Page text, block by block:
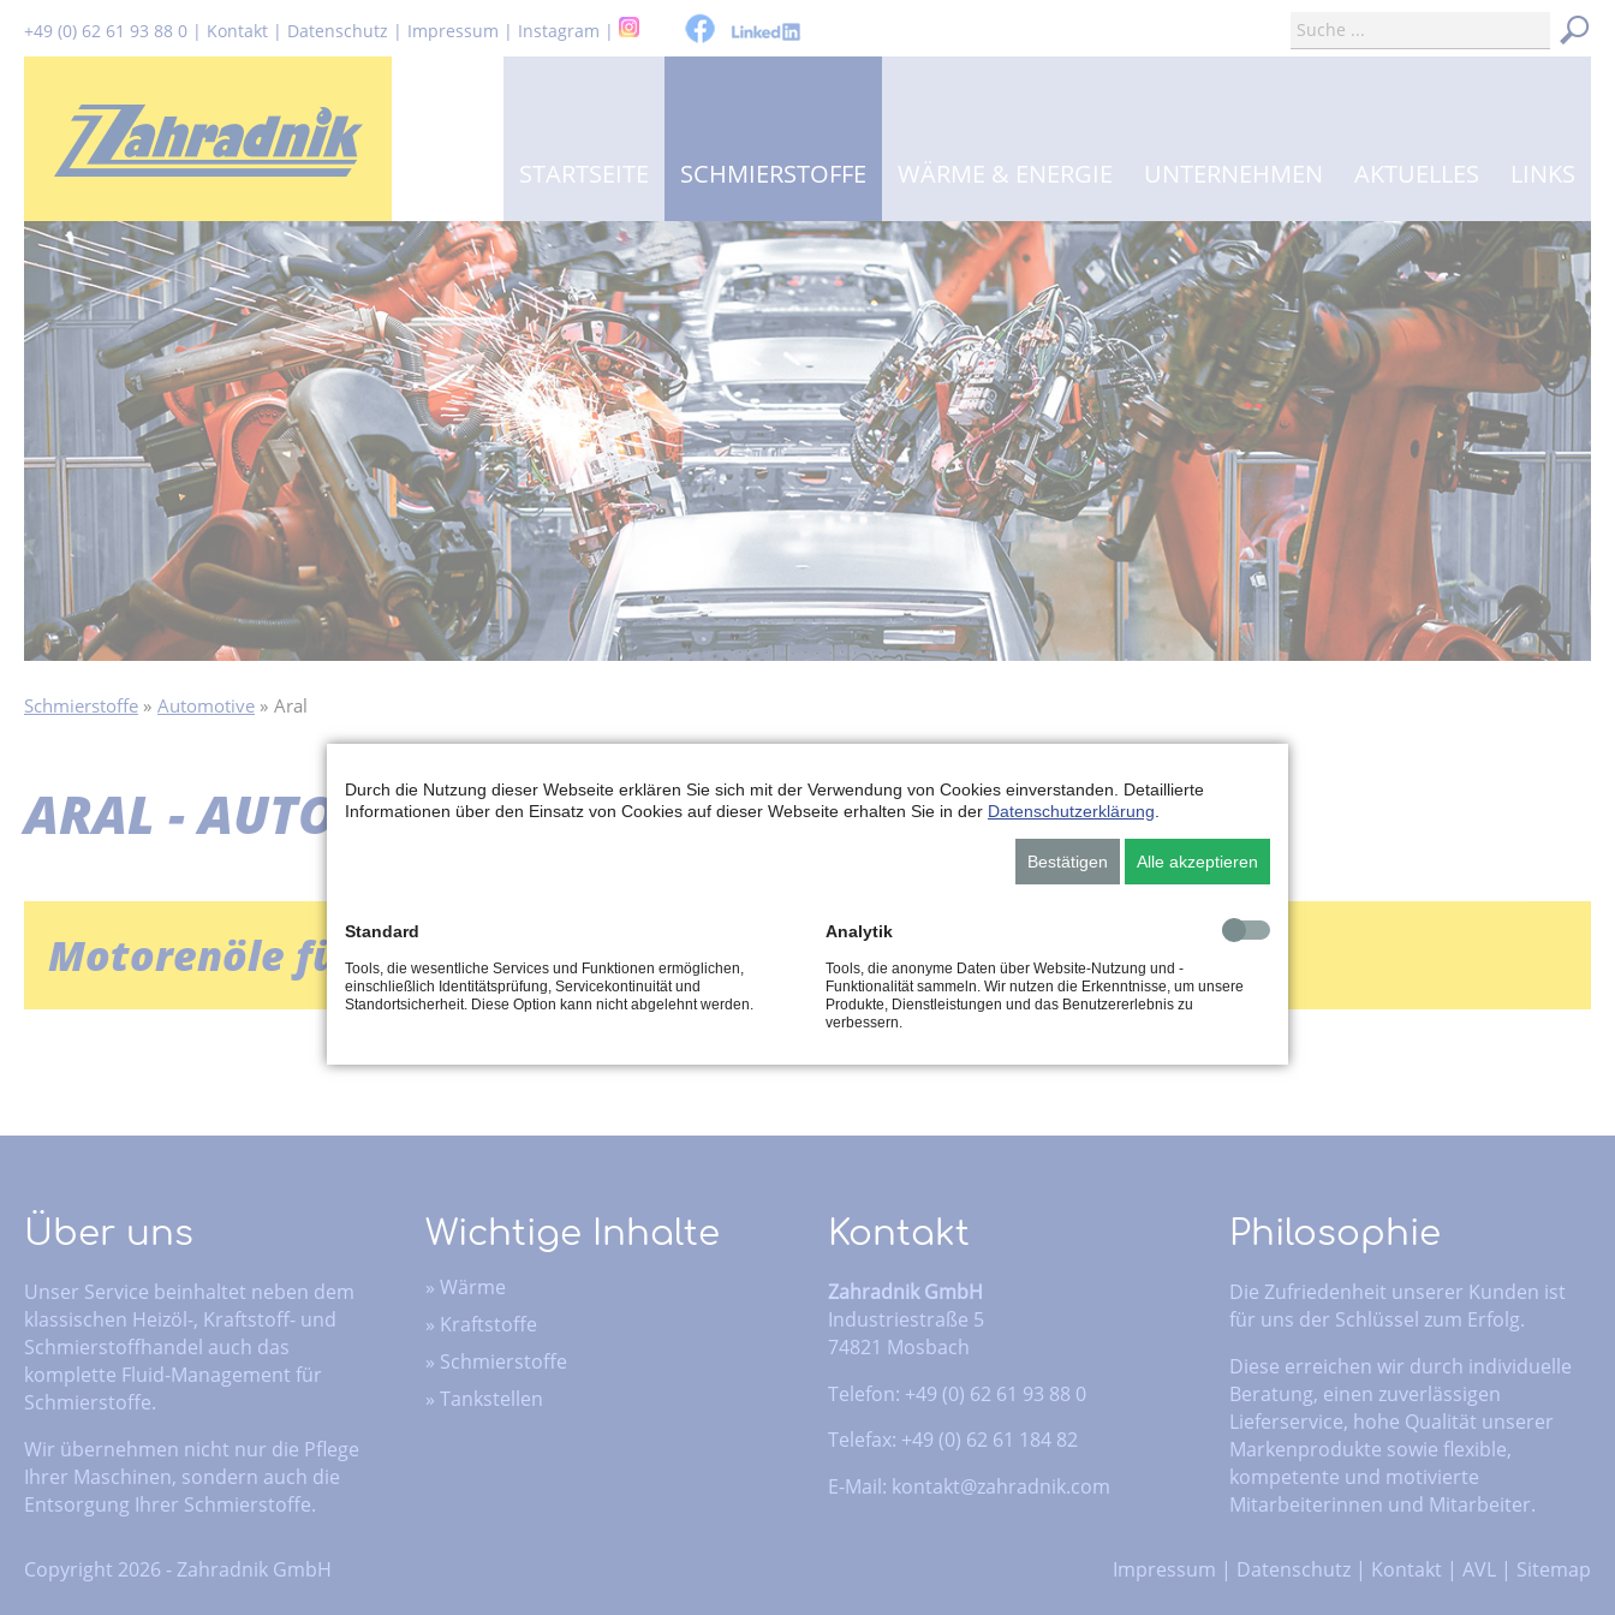
STARTSEITE SCHMIERSTOFFE WÄRME & ENERGIE UNTERNEHMEN AKTUELLES LINKS
+49 (0) 62 61 93 88 0 | Kontakt | Datenschutz | Impressum | Instagram |
Schmierstoffe Automotive Aral
ARAL - AUTOMOTIVE
Motorenöle für PKW Getriebeöle
Über uns
Unser Service beinhaltet neben dem
klassischen Heizöl-, Kraftstoff- und
Schmierstoffhandel auch das
komplette Fluid-Management für
Schmierstoffe.
Wir übernehmen nicht nur die Pflege
Ihrer Maschinen, sondern auch die
Entsorgung Ihrer Schmierstoffe.
Wichtige Inhalte
»Wärme
» Kraftstoffe
» Schmierstoffe
»Tankstellen
Kontakt
Zahradnik GmbH
Industriestraße 5
74821 Mosbach
Telefon: +49 (0) 62 61 93 88 0
Telefax: +49 (0) 62 61 184 82
E-Mail: kontakt@zahradnik.com
Philosophie
Die Zufriedenheit unserer Kunden ist
für uns der Schlüssel zum Erfolg.
Diese erreichen wir durch individuelle
Beratung, einen zuverlässigen
Lieferservice, hohe Qualität unserer
Markenprodukte sowie flexible,
kompetente und motivierte
Mitarbeiterinnen und Mitarbeiter.
Copyright 2026 - Zahradnik GmbH Impressum | Datenschutz | Kontakt | AVL | Sitemap
Durch die Nutzung dieser Webseite erklären Sie sich mit der Verwendung von Cookies einverstanden. Detaillierte
Informationen über den Einsatz von Cookies auf dieser Webseite erhalten Sie in der Datenschutzerklärung
Bestätigen Alle akzeptieren
Standard
Tools, die wesentliche Services und Funktionen ermöglichen,
einschließlich Identitätsprüfung, Servicekontinuität und
Standortsicherheit. Diese Option kann nicht abgelehnt werden.
Analytik
Tools, die anonyme Daten über Website-Nutzung und -
Funktionalität sammeln. Wir nutzen die Erkenntnisse, um unsere
Produkte, Dienstleistungen und das Benutzererlebnis zu
verbessern.